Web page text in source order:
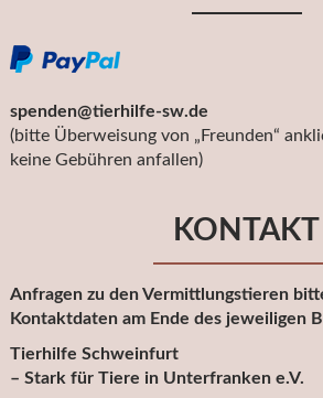
spenden@tierhilfe-sw.de
(bitte Überweisung von „Freunden“
keine Gebühren anfallen)
KONTAKT
Anfragen zu den Vermittlungstieren
Kontaktdaten am Ende des jeweiligen
Tierhilfe Schweinfurt
– Stark für Tiere in Unterfranken e.V.